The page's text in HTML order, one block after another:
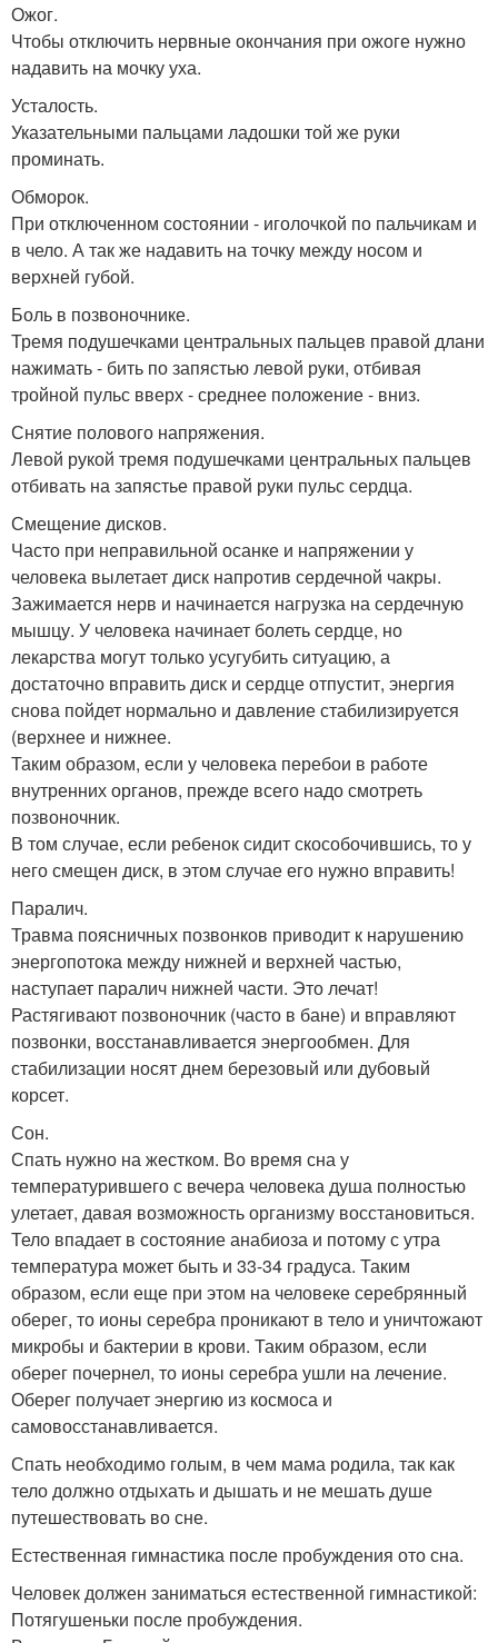
Ожог.
Чтобы отключить нервные окончания при ожоге нужно
надавить на мочку уха.
Усталость.
Указательными пальцами ладошки той же руки
проминать.
Обморок.
При отключенном состоянии - иголочкой по пальчикам и
в чело. А так же надавить на точку между носом и
верхней губой.
Боль в позвоночнике.
Тремя подушечками центральных пальцев правой длани
нажимать - бить по запястью левой руки, отбивая
тройной пульс вверх - среднее положение - вниз.
Снятие полового напряжения.
Левой рукой тремя подушечками центральных пальцев
отбивать на запястье правой руки пульс сердца.
Смещение дисков.
Часто при неправильной осанке и напряжении у
человека вылетает диск напротив сердечной чакры.
Зажимается нерв и начинается нагрузка на сердечную
мышцу. У человека начинает болеть сердце, но
лекарства могут только усугубить ситуацию, а
достаточно вправить диск и сердце отпустит, энергия
снова пойдет нормально и давление стабилизируется
(верхнее и нижнее.
Таким образом, если у человека перебои в работе
внутренних органов, прежде всего надо смотреть
позвоночник.
В том случае, если ребенок сидит скособочившись, то у
него смещен диск, в этом случае его нужно вправить!
Паралич.
Травма поясничных позвонков приводит к нарушению
энергопотока между нижней и верхней частью,
наступает паралич нижней части. Это лечат!
Растягивают позвоночник (часто в бане) и вправляют
позвонки, восстанавливается энергообмен. Для
стабилизации носят днем березовый или дубовый
корсет.
Сон.
Спать нужно на жестком. Во время сна у
температурившего с вечера человека душа полностью
улетает, давая возможность организму восстановиться.
Тело впадает в состояние анабиоза и потому с утра
температура может быть и 33-34 градуса. Таким
образом, если еще при этом на человеке серебрянный
оберег, то ионы серебра проникают в тело и уничтожают
микробы и бактерии в крови. Таким образом, если
оберег почернел, то ионы серебра ушли на лечение.
Оберег получает энергию из космоса и
самовосстанавливается.
Спать необходимо голым, в чем мама родила, так как
тело должно отдыхать и дышать и не мешать душе
путешествовать во сне.
Естественная гимнастика после пробуждения ото сна.
Человек должен заниматься естественной гимнастикой:
Потягушеньки после пробуждения.